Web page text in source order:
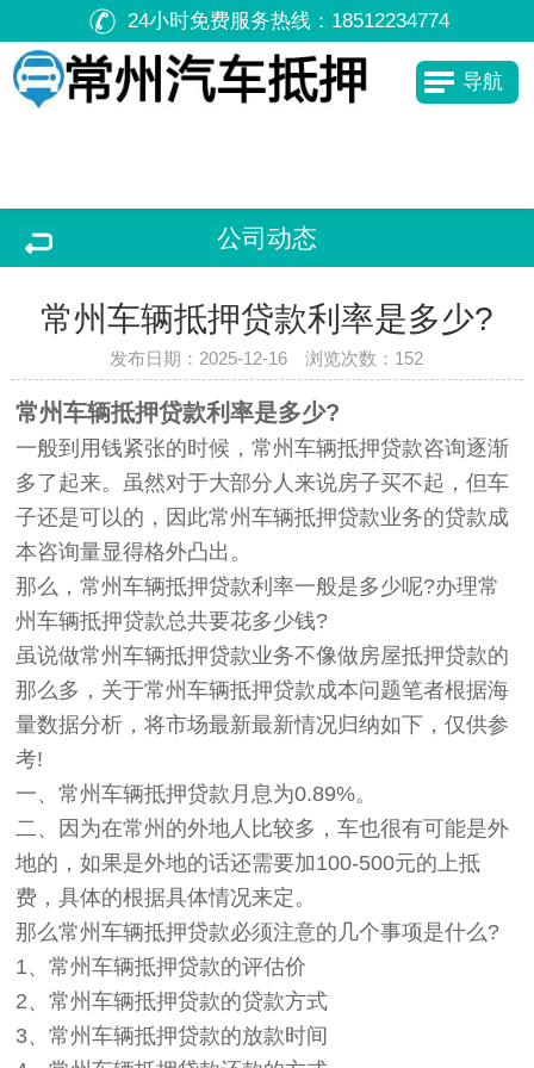
24小时免费服务热线： 18512234774
导航
公司动态
常州车辆抵押贷款利率是多少?
发布日期：2025-12-16 浏览次数： 152
常州车辆抵押贷款利率是多少?
一般到用钱紧张的时候，常州车辆抵押贷款咨询逐渐
多了起来。虽然对于大部分人来说房子买不起，但车
子还是可以的，因此常州车辆抵押贷款业务的贷款成
本咨询量显得格外凸出。
那么，常州车辆抵押贷款利率一般是多少呢?办理常
州车辆抵押贷款总共要花多少钱?
虽说做常州车辆抵押贷款业务不像做房屋抵押贷款的
那么多，关于常州车辆抵押贷款成本问题笔者根据海
量数据分析，将市场最新最新情况归纳如下，仅供参
考!
一、常州车辆抵押贷款月息为0.89%。
二、因为在常州的外地人比较多，车也很有可能是外
地的，如果是外地的话还需要加100-500元的上抵
费，具体的根据具体情况来定。
那么常州车辆抵押贷款必须注意的几个事项是什么?
1、常州车辆抵押贷款的评估价
2、常州车辆抵押贷款的贷款方式
3、常州车辆抵押贷款的放款时间